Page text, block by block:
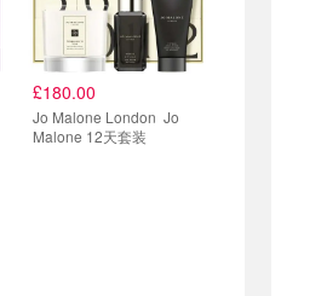
£180.00
Jo Malone London Jo
Malone 12天套装